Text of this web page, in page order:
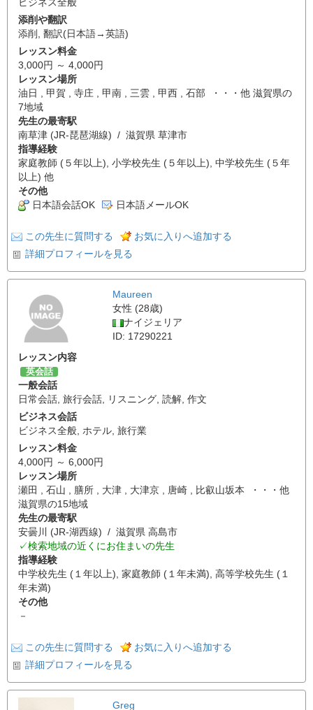
添削や翻訳
添削
翻訳(日本語→英語)
レッスン料金
3,000円 ～ 4,000円
レッスン場所
油日 , 甲賀 , 寺庄 , 甲南 , 三雲 , 甲西 , 石部 ・・・他 滋賀県の
7地域
先生の最寄駅
南草津 (JR-琵琶湖線) / 滋賀県 草津市
指導経験
家庭教師 (５年以上), 小学校先生 (５年以上), 中学校先生 (５年
以上) 他
その他
日本語会話OK
日本語メールOK
この先生に質問する
お気に入りへ追加する
詳細プロフィールを見る
Maureen
女性 (28歳)
ナイジェリア
ID: 17290221
レッスン内容
英会話
一般会話
日常会話 旅行会話 リスニング 読解 作文
ビジネス会話
ビジネス全般 ホテル 旅行業
レッスン料金
4,000円 ～ 6,000円
レッスン場所
瀬田 , 石山 , 膳所 , 大津 , 大津京 , 唐崎 , 比叡山坂本 ・・・他
滋賀県の15地域
先生の最寄駅
安曇川 (JR-湖西線) / 滋賀県 高島市
✓検索地域の近くにお住まいの先生
指導経験
中学校先生 (１年以上), 家庭教師 (１年未満), 高等学校先生 (１
年未満)
その他
－
この先生に質問する
お気に入りへ追加する
詳細プロフィールを見る
Greg